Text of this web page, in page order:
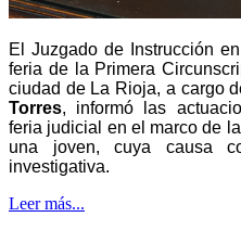
El Juzgado de Instrucción
feria de la Primera
ciudad de La Rioja, a cargo
Torres, informó las
feria judicial en el marco de
una joven, cuya causa
investigativa.
Leer más...